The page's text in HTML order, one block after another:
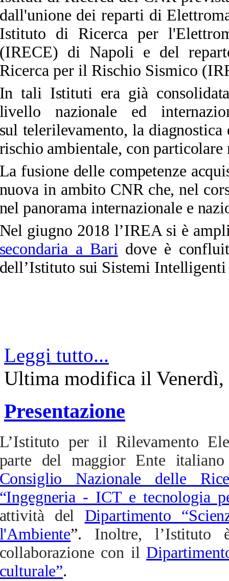
dei reparti di
di Ricerca per
di Napoli e del
per il Rischio Sismico
tali Istituti era già
nazionale ed
telerilevamento, la diagnostica
ambientale, con
fusione delle competenze
in ambito CNR che, nel
panorama internazionale e
giugno 2018 l’IREA si è
a Bari dove è
sui Sistemi
Leggi tutto...
Ultima modifica il
Presentazione
per il Rilevamento
del maggior Ente
Nazionale delle
- ICT e tecnologia
del Dipartimento
”. Inoltre,
con il
.